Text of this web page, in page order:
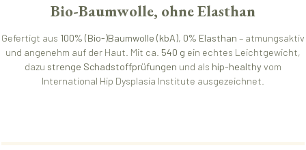
Bio-Baumwolle, ohne Elasthan
Gefertigt aus 100% (Bio-)Baumwolle (kbA), 0% Elasthan – atmungsaktiv
und angenehm auf der Haut. Mit ca. 540 g ein echtes Leichtgewicht,
dazu strenge Schadstoffprüfungen und als hip-healthy vom
International Hip Dysplasia Institute ausgezeichnet.